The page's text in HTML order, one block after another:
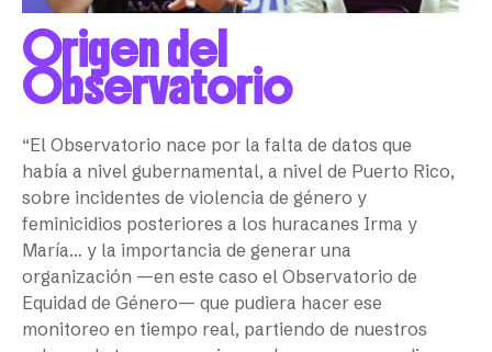
Origen del
Observatorio
“El Observatorio nace por la falta de datos que
había a nivel gubernamental, a nivel de Puerto Rico,
sobre incidentes de violencia de género y
feminicidios posteriores a los huracanes Irma y
María… y la importancia de generar una
organización —en este caso el Observatorio de
Equidad de Género— que pudiera hacer ese
monitoreo en tiempo real, partiendo de nuestros